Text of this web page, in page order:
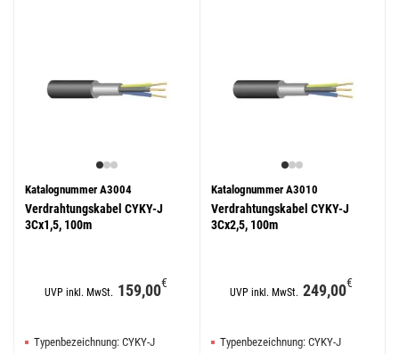
Katalognummer A3004
Verdrahtungskabel CYKY-J
3Cx1,5, 100m
UVP inkl. MwSt. 159,00€
Typenbezeichnung: CYKY-J
Katalognummer A3010
Verdrahtungskabel CYKY-J
3Cx2,5, 100m
UVP inkl. MwSt. 249,00€
Typenbezeichnung: CYKY-J